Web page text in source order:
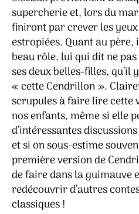
supercherie et, lors du
finiront par crever les yeux
estropiées. Quant au père,
beau rôle, lui qui dit ne
ses deux belles-filles, qu’il
« cette Cendrillon ».
scrupules à faire lire cette
nos enfants, même si elle
d’intéressantes
et si on sous-estime
première version de
de faire dans la guimauve
redécouvrir d’autres
classiques !